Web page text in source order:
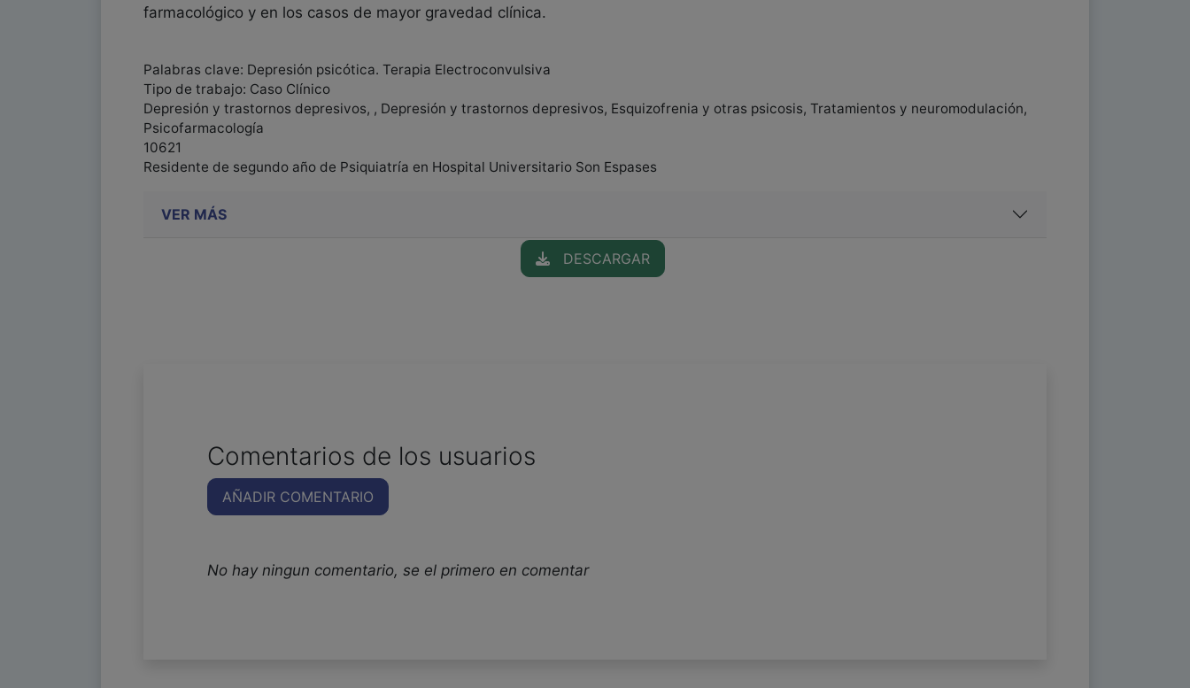
farmacológico y en los casos de mayor gravedad clínica.
Palabras clave: Depresión psicótica. Terapia Electroconvulsiva
Tipo de trabajo: Caso Clínico
Depresión y trastornos depresivos, , Depresión y trastornos depresivos, Esquizofrenia y otras psicosis, Tratamientos y neuromodulación,
Psicofarmacología
10621
Residente de segundo año de Psiquiatría en Hospital Universitario Son Espases
VER MÁS
DESCARGAR
Comentarios de los usuarios
AÑADIR COMENTARIO
No hay ningun comentario, se el primero en comentar